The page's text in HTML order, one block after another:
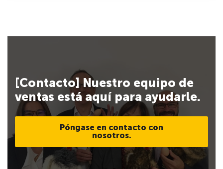
[Contacto] Nuestro equipo de
ventas está aquí para ayudarle.
Póngase en contacto con
nosotros.